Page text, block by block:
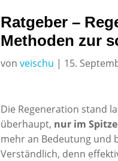
Ratgeber –
Methoden zur
vonveischu | 15.
Die Regeneration stand
überhaupt, nur im
mehr an Bedeutung und
Verständlich, denn